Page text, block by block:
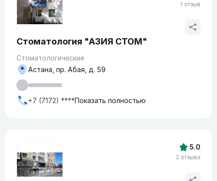
Стоматология "АЗИЯ СТОМ"
Стоматологические
Астана, пр. Абая, д. 59
+7 (7172) ****Показать полностью
1 отзыв
5.0
2 отзыва